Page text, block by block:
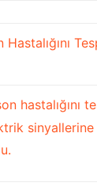
Hastalığını
hastalığını